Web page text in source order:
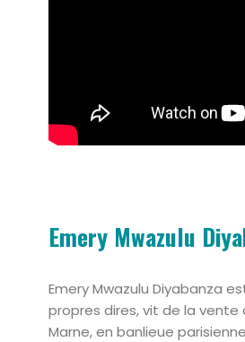
Emery Mwazulu
Emery Mwazulu Diyabanza
propres dires, vit de la
Marne, en banlieue